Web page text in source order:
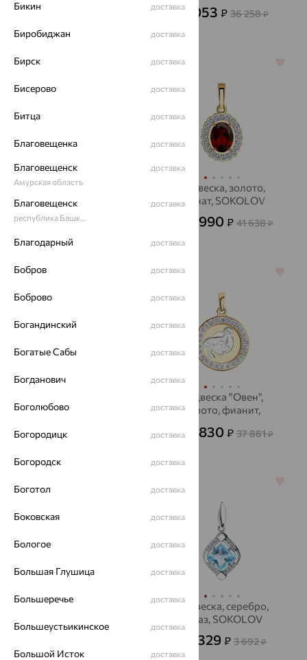
32 667 13 053 ₽ 36 258₽
64%
Крест, золото,
сапфир, MASTER
BRILLIANT
66 239₽
64%
Подвеска, золото,
гранат, SOKOLOV
14 990₽ 41 638₽
64%
фианит
от 856
64%
Подвеска "Овен",
золото, фианит,
от 12 830 ₽ 37 881₽
Подвеска, серебро,
Подвеска, серебро,
топаз, SOKOLOV
1 329₽ 3 692₽
Бикин доставка
Биробиджан доставка
Бирск доставка
Бисерово доставка
Битца доставка
Благовещенка доставка
Благовещенск
Амурская область
доставка
Благовещенск
республика Башкортостан
доставка
Благодарный доставка
Бобров доставка
Боброво доставка
Богандинский доставка
Богатые Сабы доставка
Богданович доставка
Боголюбово доставка
Богородицк доставка
Богородск доставка
Боготол доставка
Боковская доставка
Бологое доставка
Большая Глушица доставка
Большеречье доставка
Большеустьикинское доставка
Большой Исток доставка